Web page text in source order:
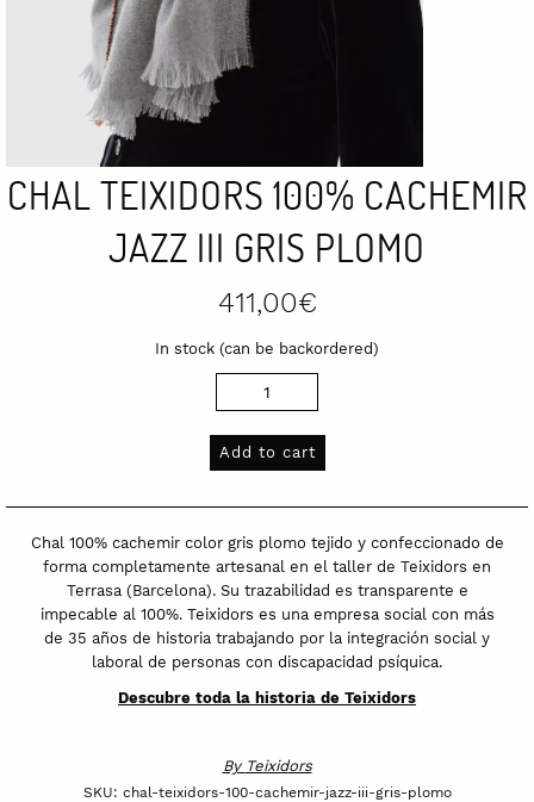
CHAL TEIXIDORS 100% CACHEMIR
JAZZ III GRIS PLOMO
411,00€
In stock (can be backordered)
Jazz
quantity
Add to cart
Chal 100% cachemir color gris plomo tejido y confeccionado de
forma completamente artesanal en el taller de Teixidors en
Terrasa (Barcelona). Su trazabilidad es transparente e
impecable al 100%. Teixidors es una empresa social con más
de 35 años de historia trabajando por la integración social y
laboral de personas con discapacidad psíquica.
Descubre toda la historia de Teixidors
By Teixidors
SKU: chal-teixidors-100-cachemir-jazz-iii-gris-plomo